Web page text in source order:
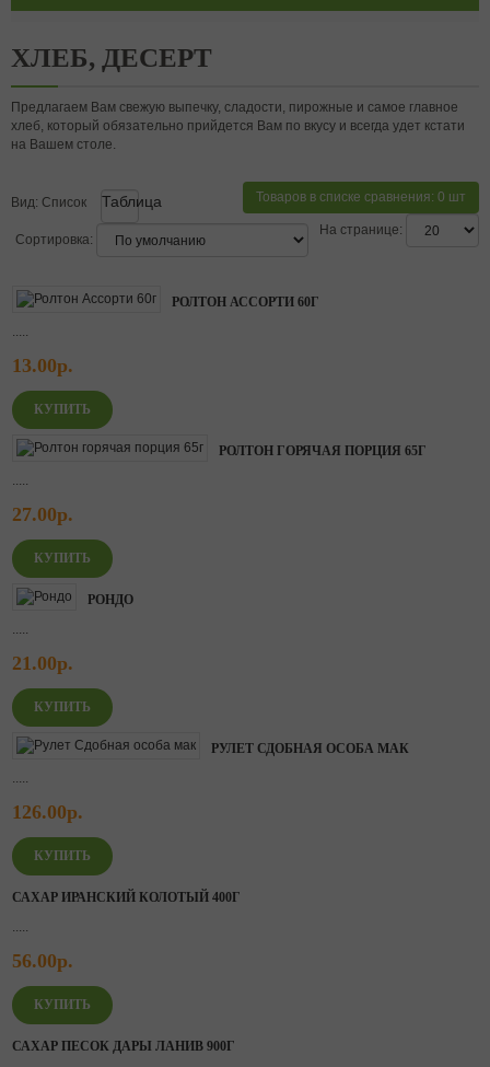
ХЛЕБ, ДЕСЕРТ
Предлагаем Вам свежую выпечку, сладости, пирожные и самое главное
хлеб, который обязательно прийдется Вам по вкусу и всегда удет кстати
на Вашем столе.
Вид: Список Таблица Товаров в списке сравнения: 0 шт
На странице:
Сортировка:
РОЛТОН АССОРТИ 60Г
.....
13.00р.
РОЛТОН ГОРЯЧАЯ ПОРЦИЯ 65Г
.....
27.00р.
РОНДО
.....
21.00р.
РУЛЕТ СДОБНАЯ ОСОБА МАК
.....
126.00р.
САХАР ИРАНСКИЙ КОЛОТЫЙ 400Г
.....
56.00р.
САХАР ПЕСОК ДАРЫ ЛАНИВ 900Г